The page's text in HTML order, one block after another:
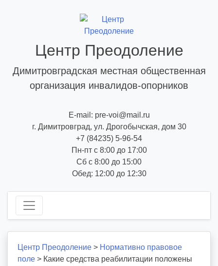
Центр Преодоление
Димитровградская местная общественная
организация инвалидов-опорников
E-mail: pre-voi@mail.ru
г. Димитровград, ул. Дрогобычская, дом 30
+7 (84235) 5-96-54
Пн-пт с 8:00 до 17:00
Сб с 8:00 до 15:00
Обед: 12:00 до 12:30
Центр Преодоление > Нормативно правовое
поле > Какие средства реабилитации положены